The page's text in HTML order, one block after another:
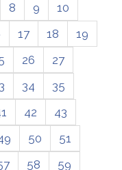
8 9
10
17 18
19
26
27
34
35
42
43
50
51
58
59